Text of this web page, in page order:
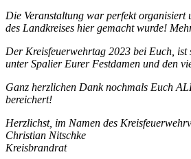
Die Veranstaltung war perfekt organisiert
des Landkreises hier gemacht wurde!
Der Kreisfeuerwehrtag 2023 bei Euch,
unter Spalier Eurer Festdamen und den
Ganz herzlichen Dank nochmals Euch
bereichert!
Herzlichst, im Namen des
Christian Nitschke
Kreisbrandrat